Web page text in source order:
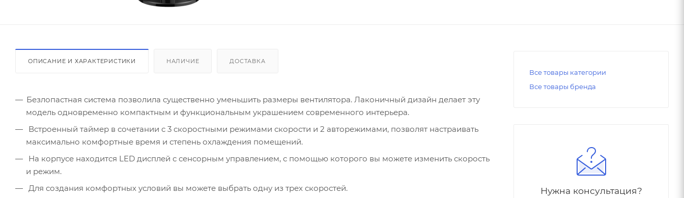
ОПИСАНИЕ И ХАРАКТЕРИСТИКИ НАЛИЧИЕ ДОСТАВКА
Безлопастная система позволила существенно уменьшить размеры вентилятора. Лаконичный дизайн делает эту
модель одновременно компактным и функциональным украшением современного интерьера.
Встроенный таймер в сочетании с 3 скоростными режимами скорости и 2 авторежимами, позволят настраивать
максимально комфортные время и степень охлаждения помещений.
На корпусе находится LED дисплей с сенсорным управлением, с помощью которого вы можете изменить скорость
и режим.
Для создания комфортных условий вы можете выбрать одну из трех скоростей.
Все товары категории
Все товары бренда
Нужна консультация?